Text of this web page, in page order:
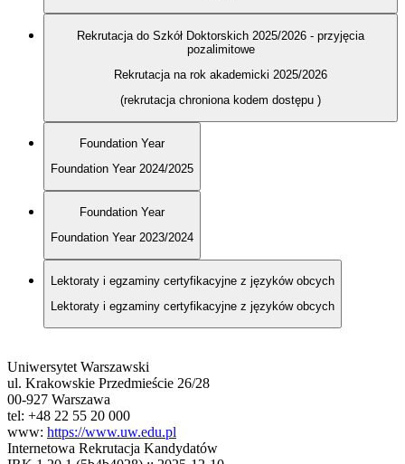
Rekrutacja do Szkół Doktorskich 2025/2026 - przyjęcia
pozalimitowe
Rekrutacja na rok akademicki 2025/2026
(rekrutacja chroniona kodem dostępu )
Foundation Year
Foundation Year 2024/2025
Foundation Year
Foundation Year 2023/2024
Lektoraty i egzaminy certyfikacyjne z języków obcych
Lektoraty i egzaminy certyfikacyjne z języków obcych
Uniwersytet Warszawski
ul. Krakowskie Przedmieście 26/28
00-927 Warszawa
tel: +48 22 55 20 000
www: https://www.uw.edu.pl
Internetowa Rekrutacja Kandydatów